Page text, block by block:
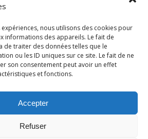
nous utilisons des cookies pour
informations des appareils. Le fait de
de traiter des données telles que le
ou les ID uniques sur ce site. Le fait de ne
son consentement peut avoir un effet
et fonctions.
Accepter
Refuser
(UE)